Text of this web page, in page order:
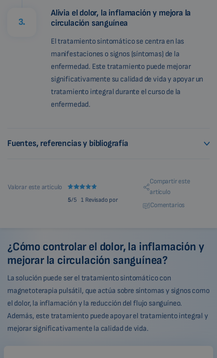
3.
Alivia el dolor, la inflamación y mejora la
circulación sanguínea
El tratamiento sintomático se centra en las
manifestaciones o signos (síntomas) de la
enfermedad. Este tratamiento puede mejorar
significativamente su calidad de vida y apoyar un
tratamiento integral durante el curso de la
enfermedad.
Fuentes, referencias y bibliografía
Valorar este artículo
5/5 1 Revisado por
Compartir este
artículo
Comentarios
¿Cómo controlar el dolor, la inflamación y
mejorar la circulación sanguínea?
La solución puede ser el tratamiento sintomático con
magnetoterapia pulsátil, que actúa sobre síntomas y signos como
el dolor, la inflamación y la reducción del flujo sanguíneo.
Además, este tratamiento puede apoyar el tratamiento integral y
mejorar significativamente la calidad de vida.